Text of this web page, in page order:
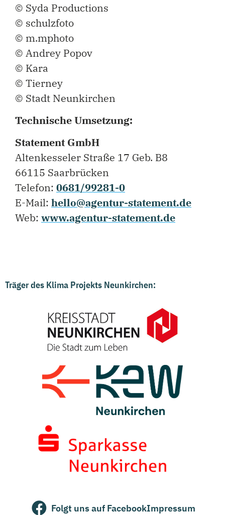
© Syda Productions
© schulzfoto
© m.mphoto
© Andrey Popov
© Kara
© Tierney
© Stadt Neunkirchen
Technische Umsetzung:
Statement GmbH
Altenkesseler Straße 17 Geb. B8
66115 Saarbrücken
Telefon: 0681/99281-0
E-Mail: hello@agentur-statement.de
Web: www.agentur-statement.de
Träger des Klima Projekts Neunkirchen:
Folgt uns auf FacebookImpressum